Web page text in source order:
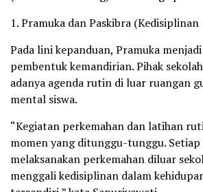
1. Pramuka dan Paskibra
Pada lini kepanduan, Pramuka
pembentuk kemandirian. Pihak
adanya agenda rutin di luar ruangan
mental siswa.
“Kegiatan perkemahan dan latihan
momen yang ditunggu-tunggu.
melaksanakan perkemahan diluar
menggali kedisiplinan dalam